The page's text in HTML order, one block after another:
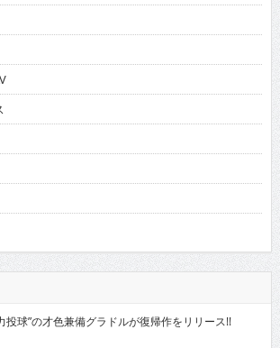
球”の才色兼備グラドルが復帰作をリリース!!